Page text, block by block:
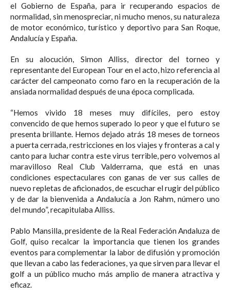
el Gobierno de España, para ir recuperando espacios de
normalidad, sin menospreciar, ni mucho menos, su naturaleza
de motor económico, turístico y deportivo para San Roque,
Andalucía y España.⁣
En su alocución, Simon Alliss, director del torneo y
representante del European Tour en el acto, hizo referencia al
carácter del campeonato como faro en la recuperación de la
ansiada normalidad después de una época complicada.⁣
“Hemos vivido 18 meses muy difíciles, pero estoy
convencido de que hemos superado lo peor y que el futuro se
presenta brillante. Hemos dejado atrás 18 meses de torneos
a puerta cerrada, restricciones en los viajes y fronteras a cal y
canto para luchar contra este virus terrible, pero volvemos al
maravilloso Real Club Valderrama, que está en unas
condiciones espectaculares con ganas de ver sus calles de
nuevo repletas de aficionados, de escuchar el rugir del público
y de dar la bienvenida a Andalucía a Jon Rahm, número uno
del mundo”, recapitulaba Alliss.⁣
Pablo Mansilla, presidente de la Real Federación Andaluza de
Golf, quiso recalcar la importancia que tienen los grandes
eventos para complementar la labor de difusión y promoción
que llevan a cabo las federaciones, ya que sirven para llevar el
golf a un público mucho más amplio de manera atractiva y
eficaz.⁣